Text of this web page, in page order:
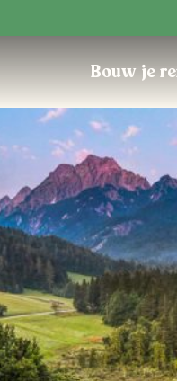
Bouw je